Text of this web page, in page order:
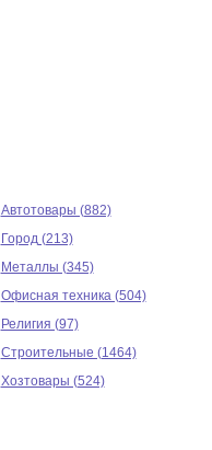
Автотовары (882)
Город (213)
Металлы (345)
Офисная техника (504)
Религия (97)
Строительные (1464)
Хозтовары (524)